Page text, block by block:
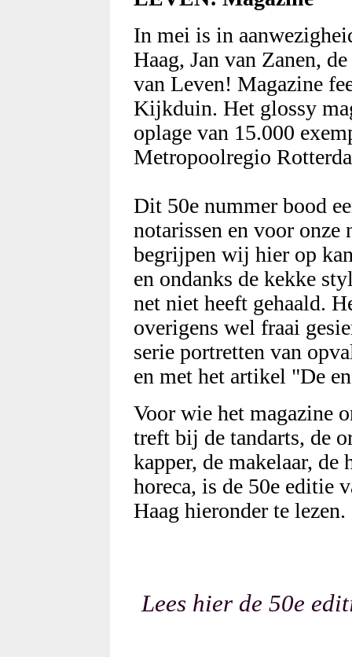
In mei is in
Haag, Jan van Zanen,
van Leven! Magazine
Kijkduin. Het glossy
oplage van 15.000
Metropoolregio
Dit 50e nummer bood
notarissen en voor onze
begrijpen wij hier op
en ondanks de kekke
net niet heeft gehaald.
overigens wel fraai
serie portretten van
en met het artikel "De
Voor wie het magazine
treft bij de tandarts, de
kapper, de makelaar, de
horeca, is de 50e editie
Haag hieronder te lezen.
Lees hier de 50e